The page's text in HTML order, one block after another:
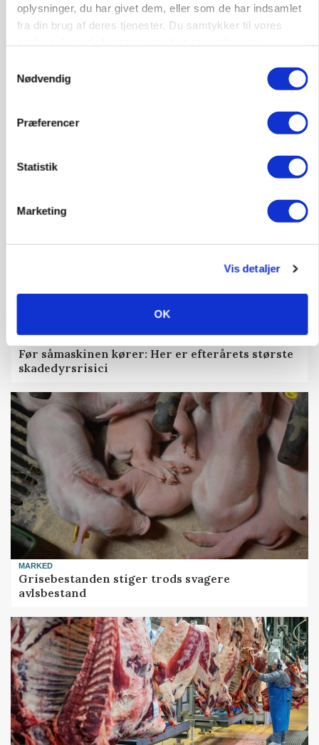
oplysninger, du har givet dem, eller som de har indsamlet
fra din brug af deres tjenester. Du samtykker til vores
Nødvendig
Præferencer
Statistik
Marketing
Vis detaljer
OK
gødskningslov
Annonce
KVÆG
Snart kan man søge tilskud til naturprojekter
Før såmaskinen kører: Her er efterårets største
skadedyrsrisici
MARKED
Grisebestanden stiger trods svagere
avlsbestand